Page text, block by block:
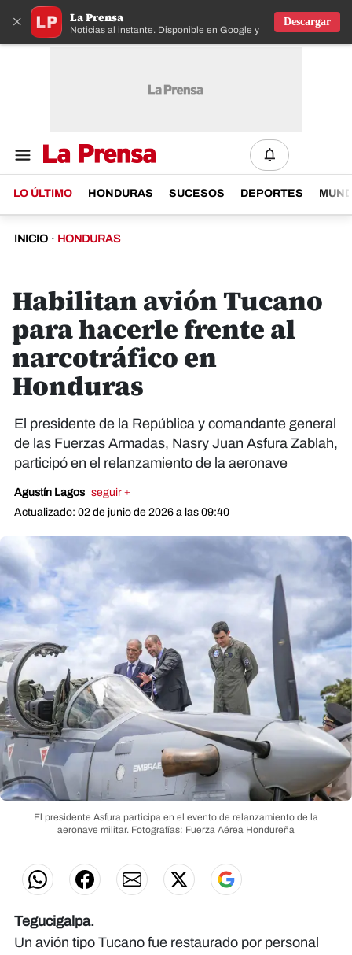
× La Prensa
Noticias al instante. Disponible en Google y IOS
Descargar
LO ÚLTIMO HONDURAS SUCESOS DEPORTES
INICIO · HONDURAS
Habilitan avión Tucano
para hacerle frente al
narcotráfico en
Honduras
El presidente de la República y comandante general
de las Fuerzas Armadas, Nasry Juan Asfura Zablah,
participó en el relanzamiento de la aeronave
Agustín Lagos seguir +
Actualizado: 02 de junio de 2026 a las 09:40
El presidente Asfura participa en el evento de relanzamiento de la
aeronave militar. Fotografías: Fuerza Aérea Hondureña
Tegucigalpa.
Un avión tipo Tucano fue restaurado por personal